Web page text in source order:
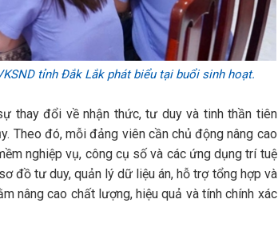
tỉnh Đắk Lắk phát biểu tại buổi sinh hoạt.
thay đổi về nhận thức, tư duy và tinh thần tiên
Theo đó, mỗi đảng viên cần chủ động nâng cao
nghiệp vụ, công cụ số và các ứng dụng trí tuệ
đồ tư duy, quản lý dữ liệu án, hỗ trợ tổng hợp và
nâng cao chất lượng, hiệu quả và tính chính xác